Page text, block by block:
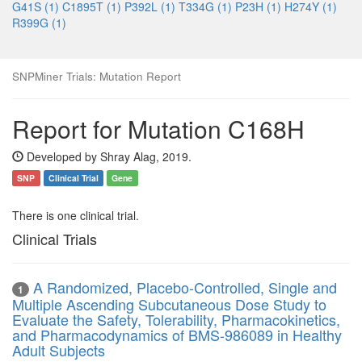
G41S (1) C1895T (1) P392L (1) T334G (1) P23H (1) H274Y (1)
R399G (1)
SNPMiner Trials: Mutation Report
Report for Mutation C168H
Developed by Shray Alag, 2019.
SNP Clinical Trial Gene
There is one clinical trial.
Clinical Trials
1
A Randomized, Placebo-Controlled, Single and
Multiple Ascending Subcutaneous Dose Study to
Evaluate the Safety, Tolerability, Pharmacokinetics,
and Pharmacodynamics of BMS-986089 in Healthy
Adult Subjects